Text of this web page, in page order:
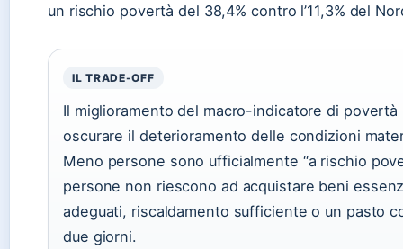
un rischio povertà del 38,4% contro l’11,3% del
IL TRADE-OFF
Il miglioramento del macro-indicatore di povertà
oscurare il deterioramento delle condizioni
Meno persone sono ufficialmente “a rischio
persone non riescono ad acquistare beni
adeguati, riscaldamento sufficiente o un pasto
due giorni.